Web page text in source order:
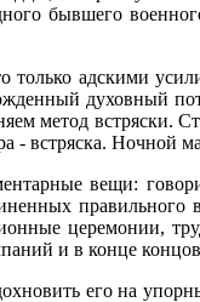
бывшего
только адскими
духовный
метод встряски.
- встряска. Ночной
вещи:
церемонии,
и в конце
его на